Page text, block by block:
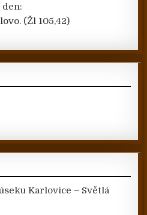
(Žl 105,42)
Karlovice – Světlá